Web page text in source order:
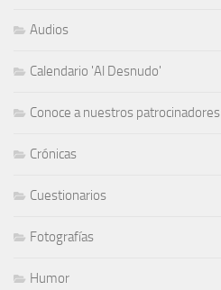
Audios
Calendario 'Al Desnudo'
Conoce a nuestros patrocinadores
Crónicas
Cuestionarios
Fotografías
Humor